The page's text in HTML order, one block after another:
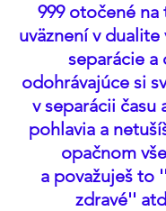
999 otočené na
uväznení v dualite
separácie a
odohrávajúce si
v separácii času
pohlavia a
opačnom
zdravé''